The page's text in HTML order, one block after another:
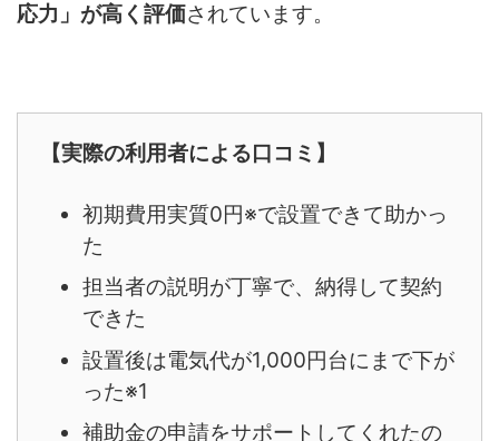
応力」が高く評価されています。
【実際の利用者による口コミ】
初期費用実質0円※で設置できて助かっ
た
担当者の説明が丁寧で、納得して契約
できた
設置後は電気代が1,000円台にまで下が
った※1
補助金の申請をサポートしてくれたの